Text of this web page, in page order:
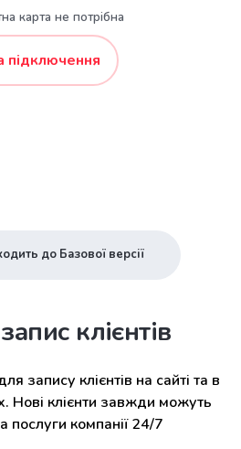
карта не потрібна
підключення
до Базової версії
клієнтів
запису клієнтів на сайті та в
Нові клієнти завжди можуть
послуги компанії 24/7